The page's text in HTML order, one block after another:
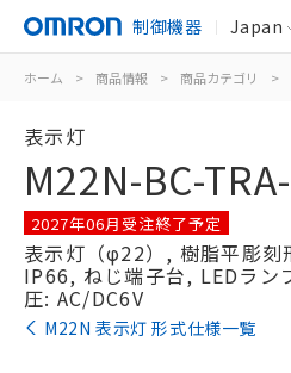
制御機器 Japan
ホーム > 商品情報 > 商品カテゴリ >
表示灯
M22N-BC-
2027年06月受注終了予定
表示灯（φ22）, 樹脂平彫
IP66, ねじ端子台, LEDラン
圧: AC/DC6V
M22N 表示灯 形式仕様一覧